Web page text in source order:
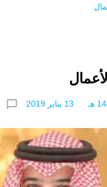
chat_bubble_outline